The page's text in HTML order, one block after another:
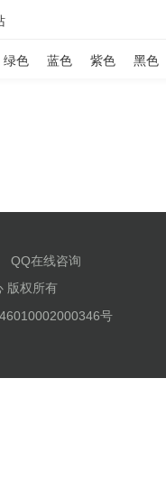
绿色 蓝色 紫色 黑色
QQ在线咨询
版权所有
号